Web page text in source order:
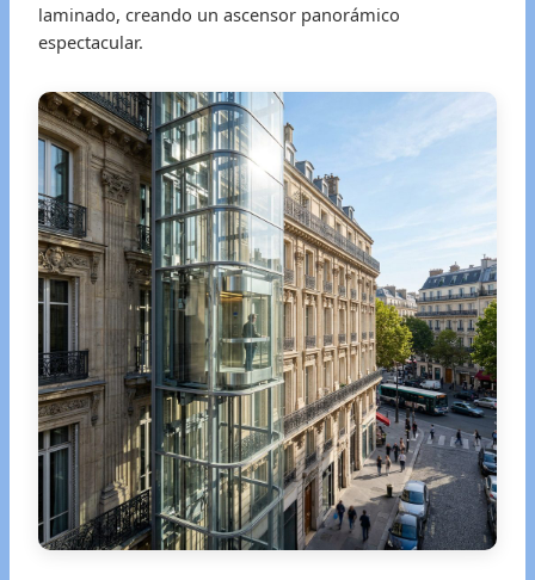
laminado, creando un ascensor panorámico
espectacular.